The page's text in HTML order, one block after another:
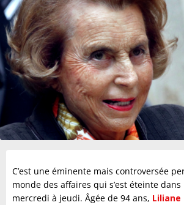
C’est une éminente mais controversée
monde des affaires qui s’est éteinte
mercredi à jeudi. Âgée de 94 ans,